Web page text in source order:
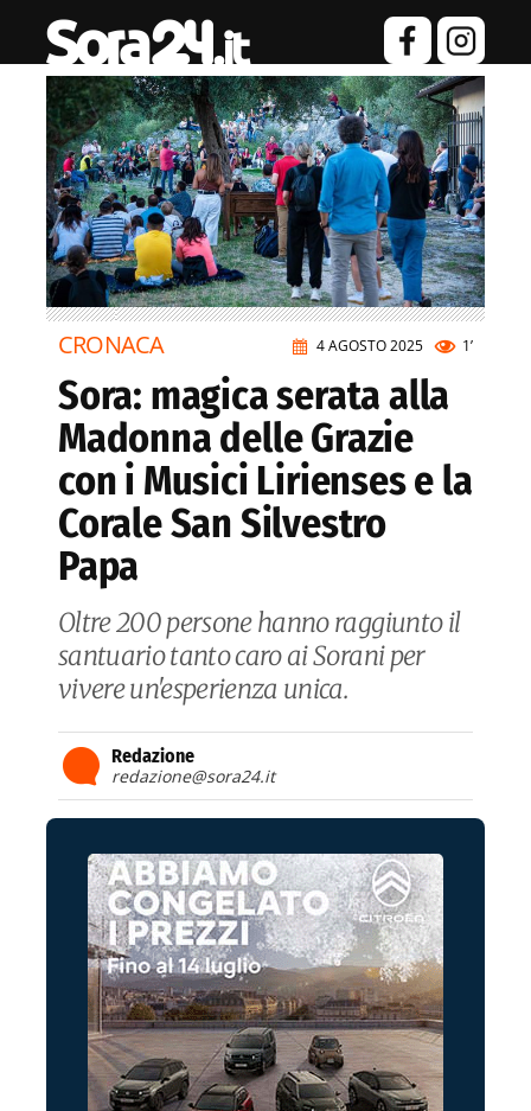
4 AGOSTO 2025 1’
CRONACA
Sora: magica serata alla
Madonna delle Grazie
con i Musici Lirienses e la
Corale San Silvestro
Papa
Oltre 200 persone hanno raggiunto il
santuario tanto caro ai Sorani per
vivere un'esperienza unica.
Redazione
redazione@sora24.it